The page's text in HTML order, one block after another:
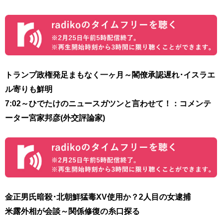
トランプ政権発足まもなく一ヶ月～閣僚承認遅れ･イスラエ
ル寄りも鮮明
7:02～ひでたけのニュースガツンと言わせて！：コメンテ
ーター宮家邦彦(外交評論家)
金正男氏暗殺･北朝鮮猛毒XV使用か？2人目の女逮捕
米露外相が会談～関係修復の糸口探る